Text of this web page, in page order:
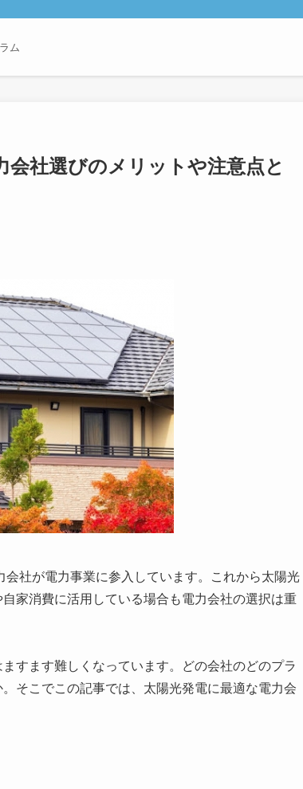
ム
会社選びのメリットや注意点と
社が電力事業に参入しています。これから太陽光
家消費に活用している場合も電力会社の選択は重
すます難しくなっています。どの会社のどのプラ
そこでこの記事では、太陽光発電に最適な電力会